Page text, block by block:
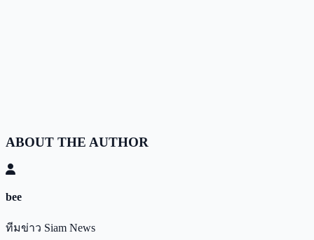
ABOUT THE AUTHOR
bee
ทีมข่าว Siam News